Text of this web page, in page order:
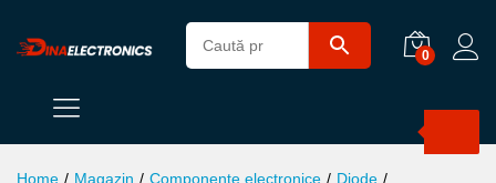
0
Home / Magazin / Componente electronice / Diode /